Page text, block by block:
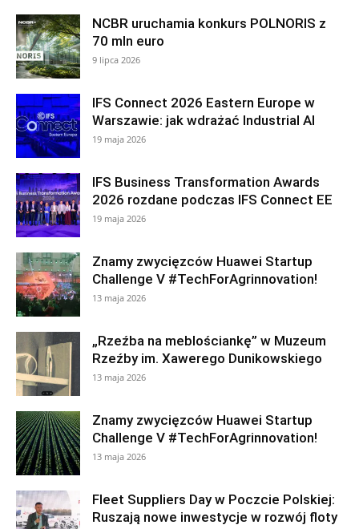
NCBR uruchamia konkurs POLNORIS z
70 mln euro
9 lipca 2026
IFS Connect 2026 Eastern Europe w
Warszawie: jak wdrażać Industrial AI
19 maja 2026
IFS Business Transformation Awards
2026 rozdane podczas IFS Connect EE
19 maja 2026
Znamy zwycięzców Huawei Startup
Challenge V #TechForAgrinnovation!
13 maja 2026
„Rzeźba na meblościankę” w Muzeum
Rzeźby im. Xawerego Dunikowskiego
13 maja 2026
Znamy zwycięzców Huawei Startup
Challenge V #TechForAgrinnovation!
13 maja 2026
Fleet Suppliers Day w Poczcie Polskiej:
Ruszają nowe inwestycje w rozwój floty